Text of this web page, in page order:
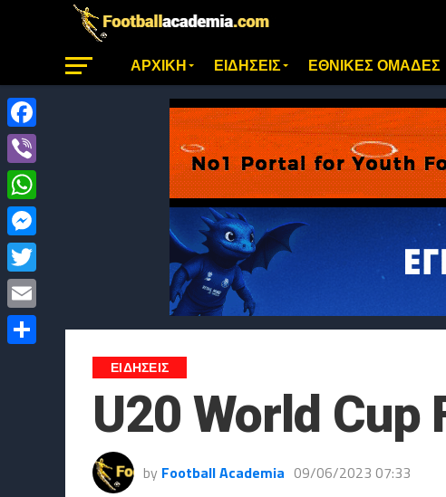
ΑΡΧΙΚΗ ΕΙΔΗΣΕΙΣ ΕΘΝΙΚΕΣ ΟΜΑΔΕΣ
ΕΙΔΗΣΕΙΣ
U20 World Cup
by Football Academia 09/06/2023 07:33
Facebook
Viber
WhatsApp
Messenger
Twitter
Email